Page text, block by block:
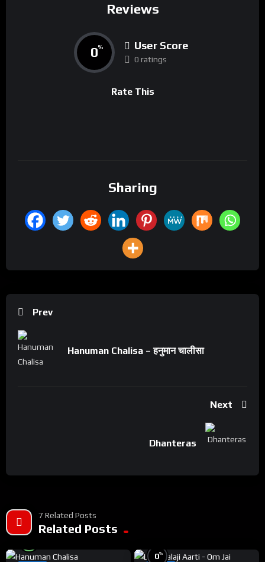
Reviews
0% User Score
0 ratings
Rate This
Sharing
Prev
Hanuman Chalisa – हनुमान चालीसा
Next
Dhanteras
7 Related Posts
Related Posts
0%